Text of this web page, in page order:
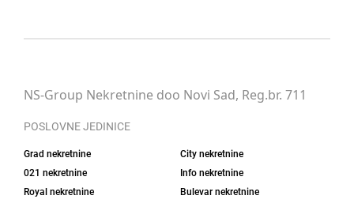
NS-Group Nekretnine doo Novi Sad, Reg.br. 711
POSLOVNE JEDINICE
Grad nekretnine
City nekretnine
021 nekretnine
Info nekretnine
Royal nekretnine
Bulevar nekretnine